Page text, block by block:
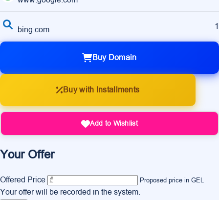
bing.com 1
Buy Domain
Buy with Installments
Add to Wishlist
Your Offer
Offered Price Proposed price in GEL
Your offer will be recorded in the system.